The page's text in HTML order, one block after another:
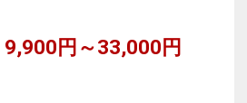
9,900円～33,000円